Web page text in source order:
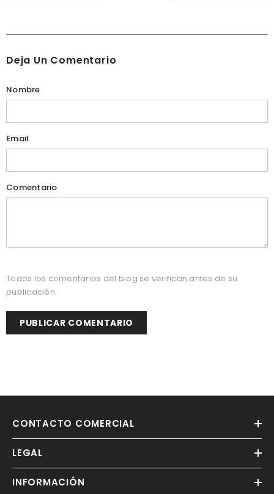
Deja Un Comentario
Nombre
Email
Comentario
Todos los comentarios del blog se verifican antes de su
publicación.
CONTACTO COMERCIAL
LEGAL
INFORMACIÓN